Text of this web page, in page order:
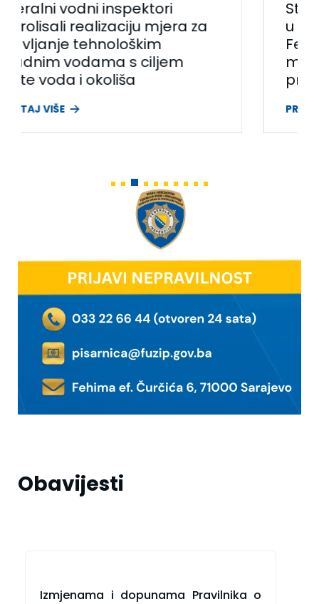
Stručnost federalnih inspektora
u službi nauke i obrazovanja:
Federalna inspekcija podržala
međunarodni projekat o
praćenju kvaliteta zraka
PROČITAJ VIŠE
Obavijesti
Izmjenama i dopunama Pravilnika o